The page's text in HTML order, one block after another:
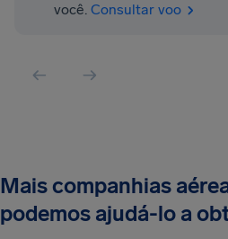
você. Consultar voo
Mais companhias
podemos ajudá-lo a